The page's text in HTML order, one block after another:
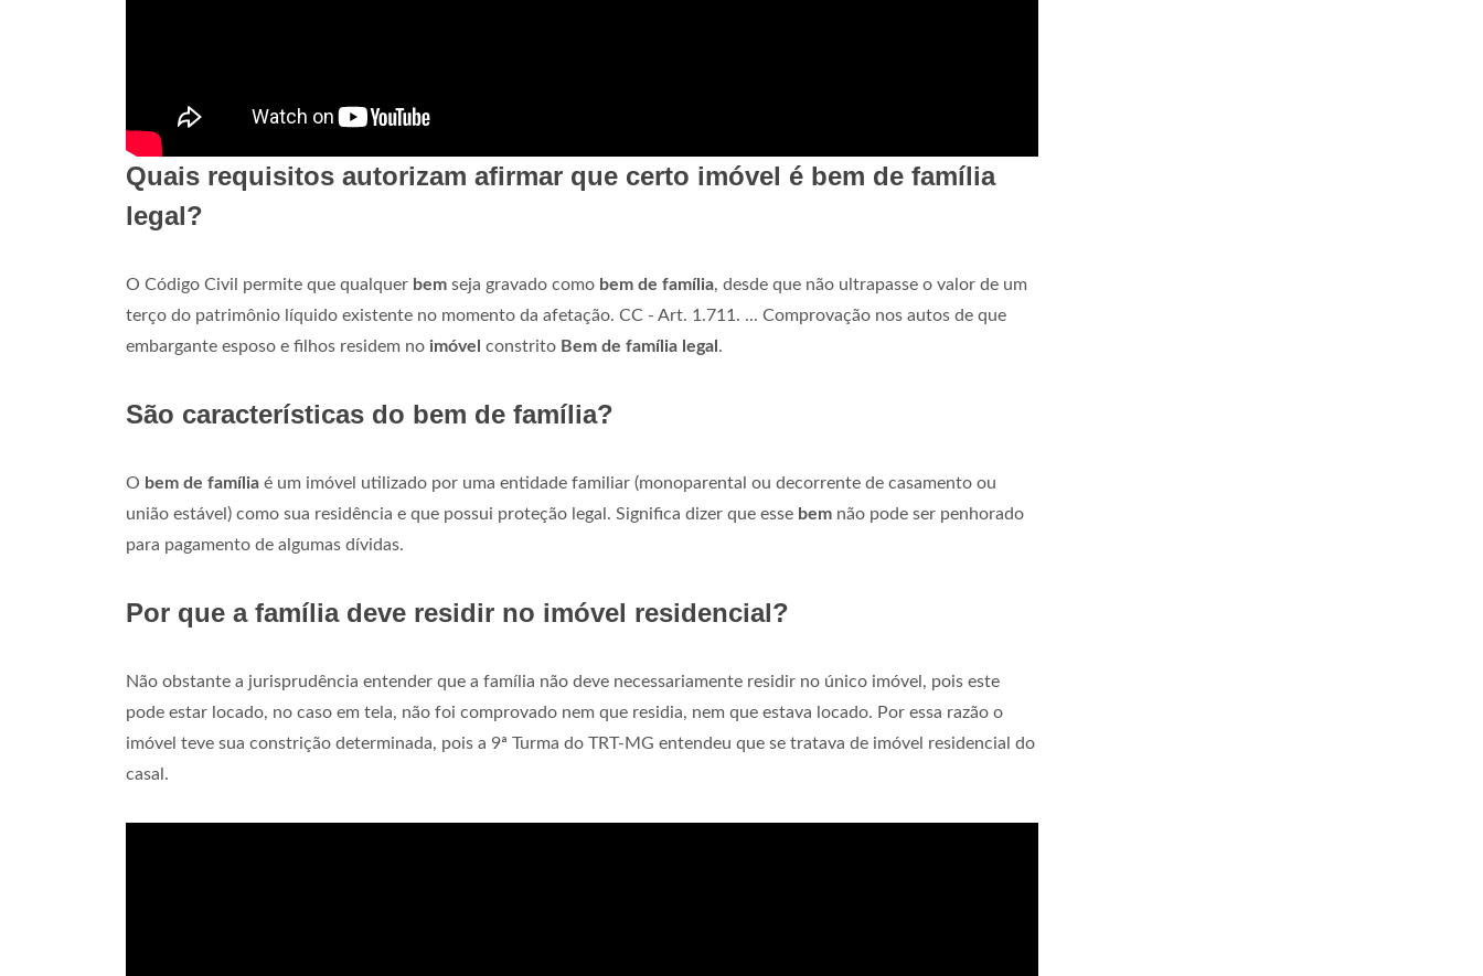
Quais requisitos autorizam afirmar que certo imóvel é bem de família
legal?
O Código Civil permite que qualquer bem seja gravado como bem de família, desde que não ultrapasse o valor de um
terço do patrimônio líquido existente no momento da afetação. CC - Art. 1.711. ... Comprovação nos autos de que
embargante esposo e filhos residem no imóvel constrito Bem de família legal .
São características do bem de família?
O bem de família é um imóvel utilizado por uma entidade familiar (monoparental ou decorrente de casamento ou
união estável) como sua residência e que possui proteção legal. Significa dizer que esse bem não pode ser penhorado
para pagamento de algumas dívidas.
Por que a família deve residir no imóvel residencial?
Não obstante a jurisprudência entender que a família não deve necessariamente residir no único imóvel, pois este
pode estar locado, no caso em tela, não foi comprovado nem que residia, nem que estava locado. Por essa razão o
imóvel teve sua constrição determinada, pois a 9ª Turma do TRT-MG entendeu que se tratava de imóvel residencial do
casal.